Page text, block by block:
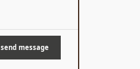
send message